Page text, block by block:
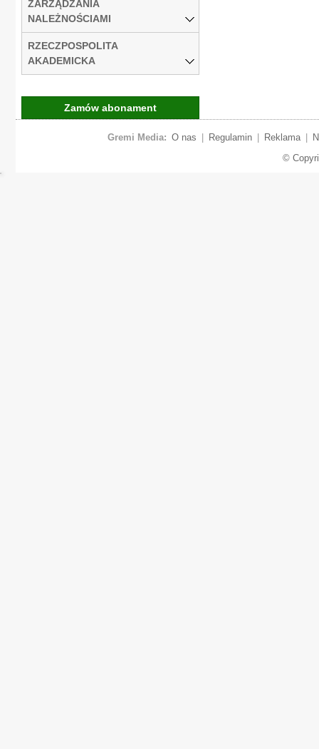
ZARZĄDZANIA
NALEŻNOŚCIAMI
RZECZPOSPOLITA
AKADEMICKA
Zamów abonament
Gremi Media: O nas Regulamin Reklama
©